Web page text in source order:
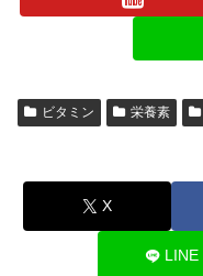
ビタミン 栄養素
X
LINE